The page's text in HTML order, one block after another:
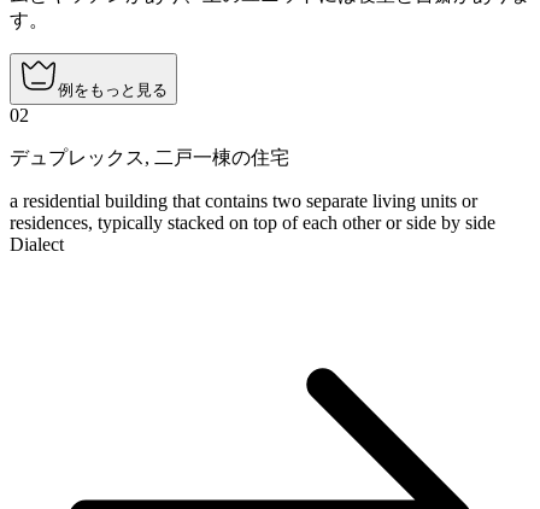
す。
例をもっと見る
02
デュプレックス, 二戸一棟の住宅
a residential building that contains two separate living units or
residences, typically stacked on top of each other or side by side
Dialect